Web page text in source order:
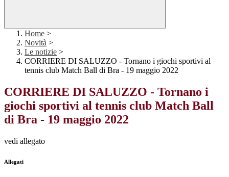
Home >
Novità >
Le notizie >
CORRIERE DI SALUZZO - Tornano i giochi sportivi al
tennis club Match Ball di Bra - 19 maggio 2022
CORRIERE DI SALUZZO - Tornano i
giochi sportivi al tennis club Match Ball
di Bra - 19 maggio 2022
vedi allegato
Allegati